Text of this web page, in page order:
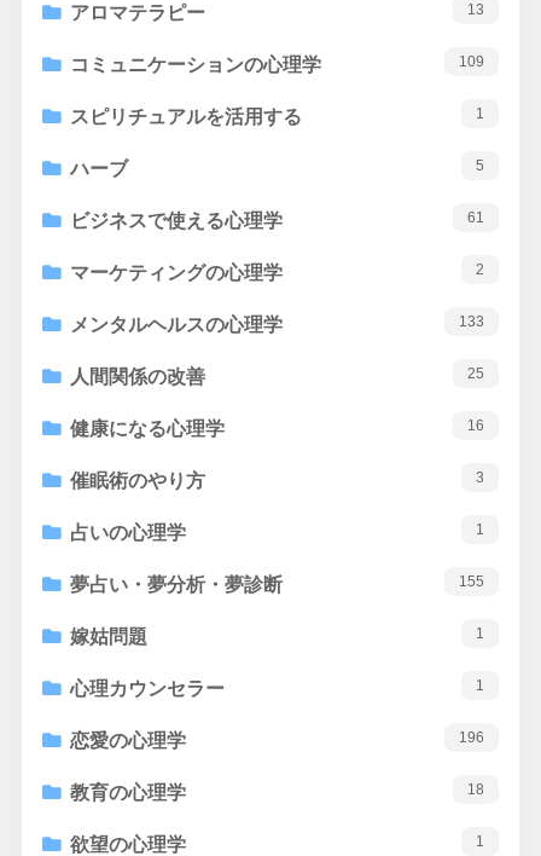
アロマテラピー 13
コミュニケーションの心理学 109
スピリチュアルを活用する 1
ハーブ 5
ビジネスで使える心理学 61
マーケティングの心理学 2
メンタルヘルスの心理学 133
人間関係の改善 25
健康になる心理学 16
催眠術のやり方 3
占いの心理学 1
夢占い・夢分析・夢診断 155
嫁姑問題 1
心理カウンセラー 1
恋愛の心理学 196
教育の心理学 18
欲望の心理学 1